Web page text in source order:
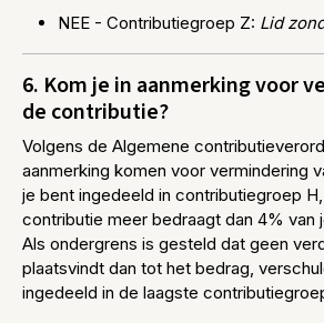
NEE - Contributiegroep Z: Lid
6. Kom je in aanmerking voor
de contributie?
Volgens de Algemene
aanmerking komen voor vermindering
je bent ingedeeld in contributiegroep
contributie meer bedraagt dan 4% van
Als ondergrens is gesteld dat geen
plaatsvindt dan tot het bedrag,
ingedeeld in de laagste